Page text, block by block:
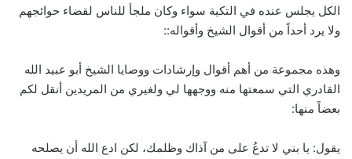
الكل يجلس عنده في التكية سواء وكان ملجأ للناس لقضاء حوائجهم
ولا يرد أحداً من أقوال الشيخ وأقواله::
وهذه مجموعة من أهم أقوال وإرشادات ووصايا الشيخ أبو عبيد الله
القادري التي سمعتها منه ووجهها لي ولغيري من المريدين أنقل لكم
بعضاً منها:
يقول: يا بني لا تدعُ على من آذاك وظلمك، لكن ادع الله أن يصلحه